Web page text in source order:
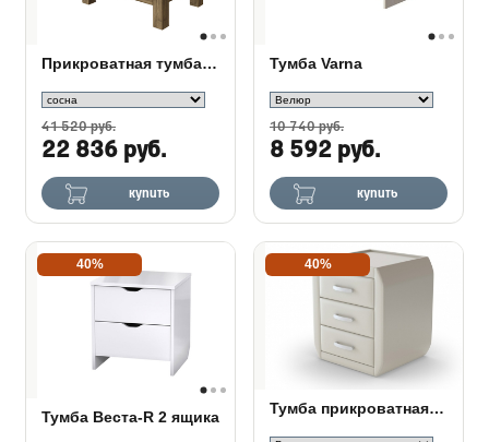
Прикроватная тумба Fiord
41 520 руб.
22 836 руб.
купить
Тумба Varna
10 740 руб.
8 592 руб.
купить
40%
Тумба Веста-R 2 ящика
40%
Тумба прикроватная Comfy